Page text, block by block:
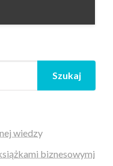
Szukaj
wiedzy
biznesowymi